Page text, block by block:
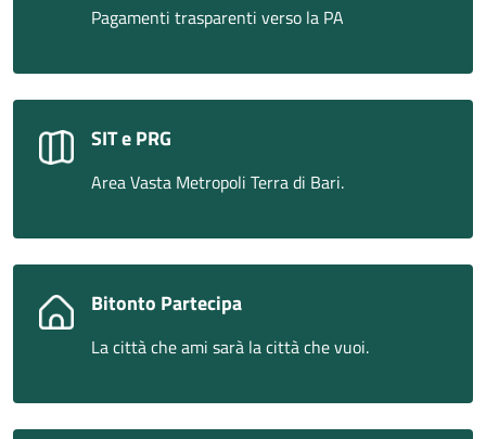
Pagamenti trasparenti verso la PA
SIT e PRG
Area Vasta Metropoli Terra di Bari.
Bitonto Partecipa
La città che ami sarà la città che vuoi.